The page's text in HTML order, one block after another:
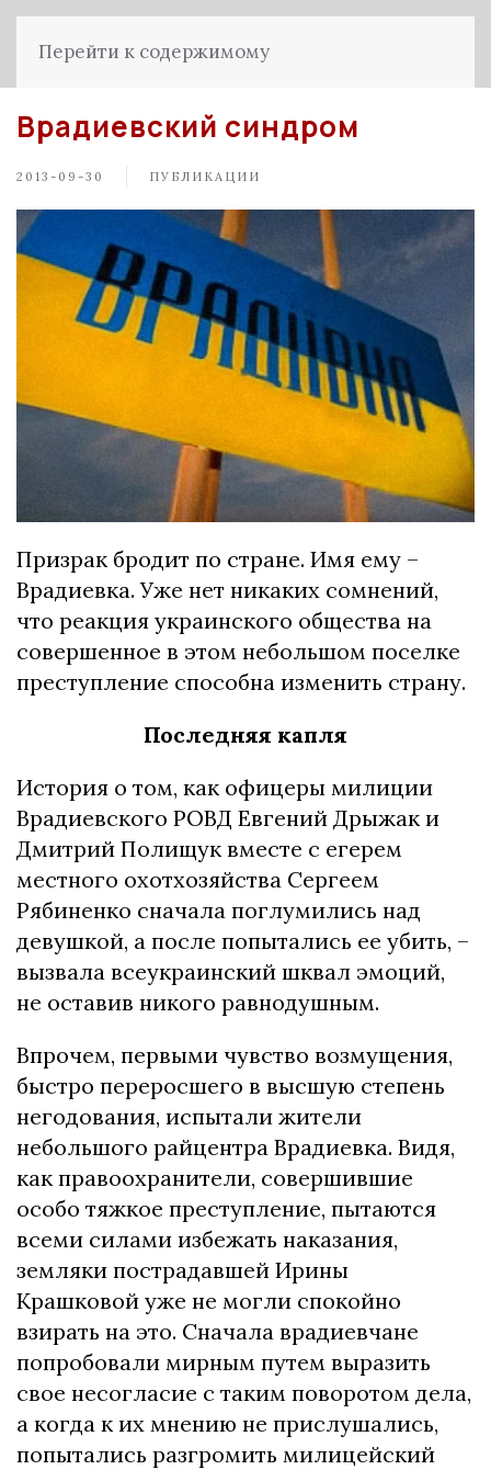
Перейти к содержимому
Врадиевский синдром
2013-09-30 ПУБЛИКАЦИИ
Призрак бродит по стране. Имя ему –
Врадиевка. Уже нет никаких сомнений,
что реакция украинского общества на
совершенное в этом небольшом поселке
преступление способна изменить страну.
Последняя капля
История о том, как офицеры милиции
Врадиевского РОВД Евгений Дрыжак и
Дмитрий Полищук вместе с егерем
местного охотхозяйства Сергеем
Рябиненко сначала поглумились над
девушкой, а после попытались ее убить, –
вызвала всеукраинский шквал эмоций,
не оставив никого равнодушным.
Впрочем, первыми чувство возмущения,
быстро переросшего в высшую степень
негодования, испытали жители
небольшого райцентра Врадиевка. Видя,
как правоохранители, совершившие
особо тяжкое преступление, пытаются
всеми силами избежать наказания,
земляки пострадавшей Ирины
Крашковой уже не могли спокойно
взирать на это. Сначала врадиевчане
попробовали мирным путем выразить
свое несогласие с таким поворотом дела,
а когда к их мнению не прислушались,
попытались разгромить милицейский